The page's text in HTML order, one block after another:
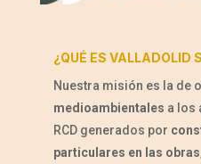
¿QUÉ ES VALLADOLID
Nuestra misión es la de
medioambientales a los
RCD generados por
particulares en las obras